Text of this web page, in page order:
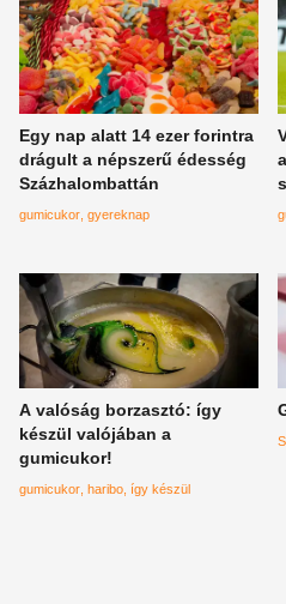
Egy nap alatt 14 ezer forintra
drágult a népszerű édesség
Százhalombattán
gumicukor gyereknap
A valóság borzasztó: így
készül valójában a
gumicukor!
gumicukor haribo így készül